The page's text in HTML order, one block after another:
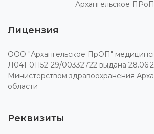
Архангельское ПРоП
Лицензия
ООО "Архангельское ПрОП"
Л041-01152-29/00332722 выдана
Министерством здравоохранения
области
Реквизиты